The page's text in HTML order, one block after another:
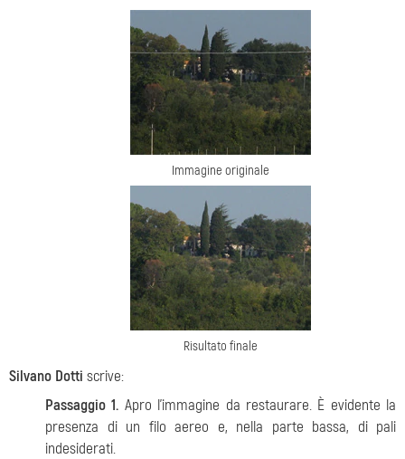
Immagine originale
Risultato finale
Silvano Dotti scrive:
Passaggio 1. Apro l'immagine da restaurare. È evidente la
presenza di un filo aereo e, nella parte bassa, di pali
indesiderati.